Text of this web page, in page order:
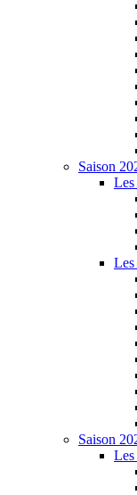
Saison
Les
Saison